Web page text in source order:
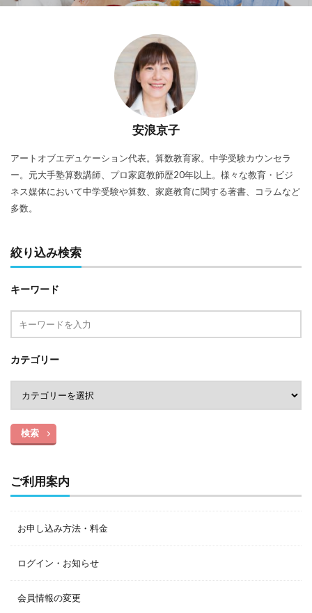
安浪京子
アートオブエデュケーション代表。算数教育家。中学受験カウンセラ
ー。元大手塾算数講師、プロ家庭教師歴20年以上。様々な教育・ビジ
ネス媒体において中学受験や算数、家庭教育に関する著書、コラムなど
多数。
絞り込み検索
キーワード
カテゴリー
検索
ご利用案内
お申し込み方法・料金
ログイン・お知らせ
会員情報の変更